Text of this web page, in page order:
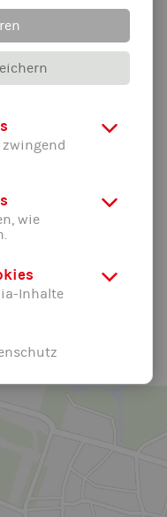
und es hat sehr viel
Freisinger dann im
wie
Inhalte